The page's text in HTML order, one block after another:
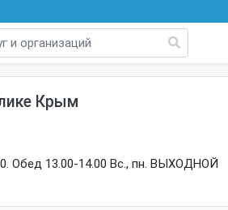
Крым
Обед 13.00-14.00 Вс., пн. ВЫХОДНОЙ